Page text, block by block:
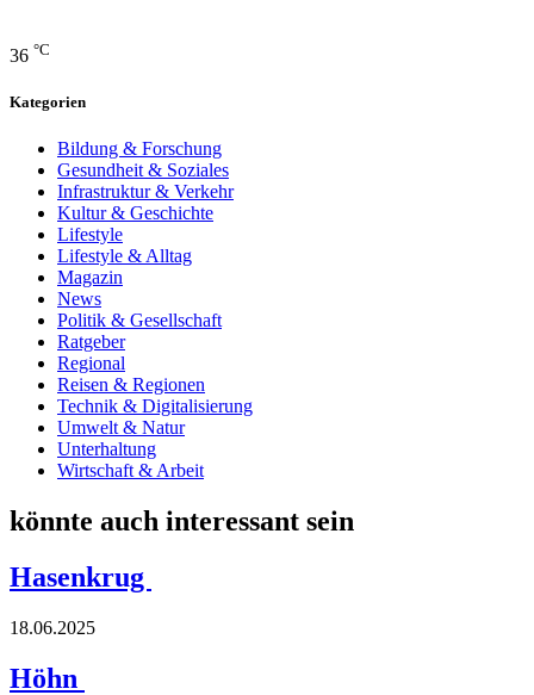
36 °C
Kategorien
Bildung & Forschung
Gesundheit & Soziales
Infrastruktur & Verkehr
Kultur & Geschichte
Lifestyle
Lifestyle & Alltag
Magazin
News
Politik & Gesellschaft
Ratgeber
Regional
Reisen & Regionen
Technik & Digitalisierung
Umwelt & Natur
Unterhaltung
Wirtschaft & Arbeit
könnte auch interessant sein
Hasenkrug
18.06.2025
Höhn